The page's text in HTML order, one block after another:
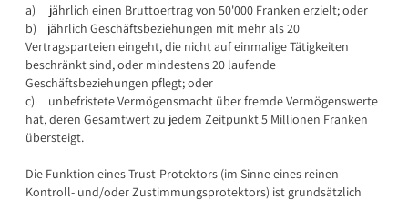
a) jährlich einen Bruttoertrag von 50'000 Franken erzielt; oder
b) jährlich Geschäftsbeziehungen mit mehr als 20
Vertragsparteien eingeht, die nicht auf einmalige Tätigkeiten
beschränkt sind, oder mindestens 20 laufende
Geschäftsbeziehungen pflegt; oder
c) unbefristete Vermögensmacht über fremde Vermögenswerte
hat, deren Gesamtwert zu jedem Zeitpunkt 5 Millionen Franken
übersteigt.
Die Funktion eines Trust-Protektors (im Sinne eines reinen
Kontroll- und/oder Zustimmungsprotektors) ist grundsätzlich